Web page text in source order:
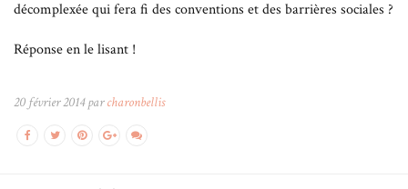
décomplexée qui fera fi des conventions et des barrières sociales ?
Réponse en le lisant !
20 février 2014 parcharonbellis